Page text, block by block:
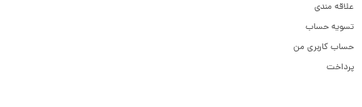
علاقه مندی
تسویه حساب
حساب کاربری من
پرداخت